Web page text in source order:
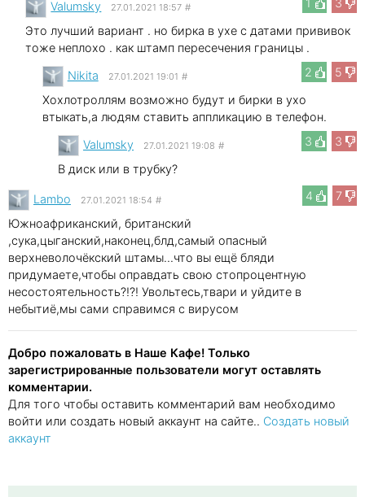
Valumsky 27.01.2021 18:57 #
Это лучший вариант . но бирка в ухе с датами прививок
тоже неплохо . как штамп пересечения границы .
2
5
Nikita 27.01.2021 19:01 #
Хохлотроллям возможно будут и бирки в ухо
втыкать,а людям ставить аппликацию в телефон.
3
3
Valumsky 27.01.2021 19:08 #
В диск или в трубку?
4
7
Lambo 27.01.2021 18:54 #
Южноафриканский, британский
,сука,цыганский,наконец,блд,самый опасный
верхневолочёкский штамы...что вы ещё бляди
придумаете,чтобы оправдать свою стопроцентную
несостоятельность?!?! Увольтесь,твари и уйдите в
небытиё,мы сами справимся с вирусом
Добро пожаловать в Наше Кафе! Только
зарегистрированные пользователи могут оставлять
комментарии.
Для того чтобы оставить комментарий вам необходимо
войти или создать новый аккаунт на сайте.. Создать новый
аккаунт